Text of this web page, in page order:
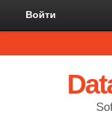
Войти